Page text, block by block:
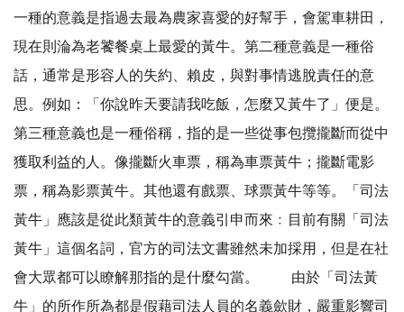
一種的意義是指過去最為農家喜愛的好幫手，會駕車耕田，
現在則淪為老饕餐桌上最愛的黃牛。第二種意義是一種俗
話，通常是形容人的失約、賴皮，與對事情逃脫責任的意
思。例如：「你說昨天要請我吃飯，怎麼又黃牛了」便是。
第三種意義也是一種俗稱，指的是一些從事包攬攏斷而從中
獲取利益的人。像攏斷火車票，稱為車票黃牛；攏斷電影
票，稱為影票黃牛。其他還有戲票、球票黃牛等等。「司法
黃牛」應該是從此類黃牛的意義引申而來﹕目前有關「司法
黃牛」這個名詞，官方的司法文書雖然未加採用，但是在社
會大眾都可以瞭解那指的是什麼勾當。 由於「司法黃
牛」的所作所為都是假藉司法人員的名義歛財，嚴重影響司